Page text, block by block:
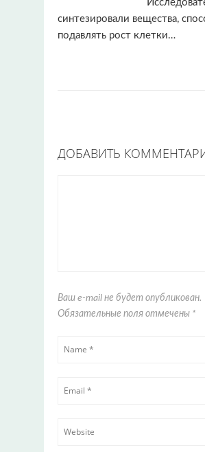
синтезировали вещества,
подавлять рост клетки…
ДОБАВИТЬ
Ваш e-mail не будет опубликован.
Обязательные поля отмечены *